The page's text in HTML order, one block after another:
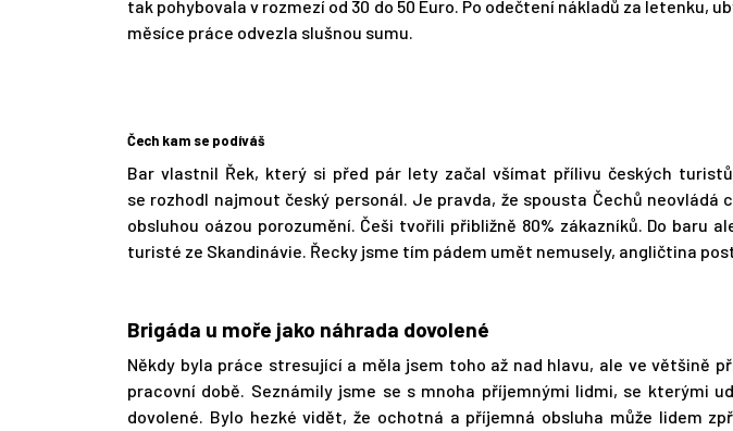
tak pohybovala v rozmezí od 30 do 50 Euro. Po odečtení nákladů za letenku,
měsíce práce odvezla slušnou sumu.
Čech kam se podíváš
Bar vlastnil Řek, který si před pár lety začal všímat přílivu českých
se rozhodl najmout český personál. Je pravda, že spousta Čechů neovládá
obsluhou oázou porozumění. Češi tvořili přibližně 80% zákazníků. Do baru
turisté ze Skandinávie. Řecky jsme tím pádem umět nemusely, angličtina
Brigáda u moře jako náhrada dovolené
Někdy byla práce stresující a měla jsem toho až nad hlavu, ale ve většině
pracovní době. Seznámily jsme se s mnoha příjemnými lidmi, se kterými
dovolené. Bylo hezké vidět, že ochotná a příjemná obsluha může lidem